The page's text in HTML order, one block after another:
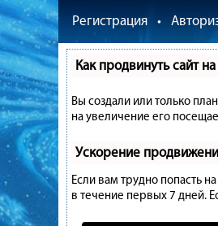
Регистрация •
Как продвинуть сайт
Вы создали или только
на увеличение его
Ускорение
Если вам трудно попасть
в течение первых 7 дней.